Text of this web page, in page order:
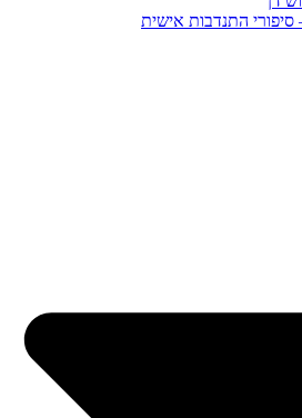
סיפורי התנדבות אישית